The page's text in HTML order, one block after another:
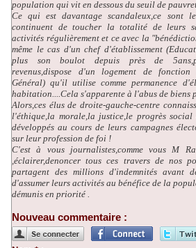
population qui vit en dessous du seuil de
Ce qui est davantage scandaleux,ce sont
continuent de toucher la totalité de leurs
activités régulièrement et ce avec la
même le cas d'un chef d'établissement
plus son boulot depuis près de
revenus,dispose d'un logement de
Général) qu'il utilise comme permanence
habitation....Cela s'apparente à l'abus de biens
Alors,ces élus de droite-gauche-centre
l'éthique,la morale,la justice,le progrès
développés au cours de leurs campagnes
sur leur profession de foi !
C'est à vous journalistes,comme vous M
,éclairer,denoncer tous ces travers de nos
partagent des millions d'indemnités avant
d'assumer leurs activités au bénéfice de la
démunis en priorité .
Nouveau commentaire :